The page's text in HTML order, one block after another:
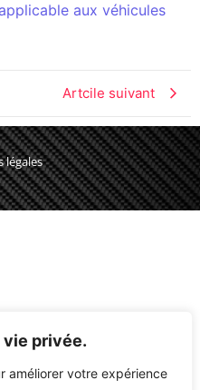
privée.
améliorer votre expérience
aux véhicules
Artcile suivant
légales